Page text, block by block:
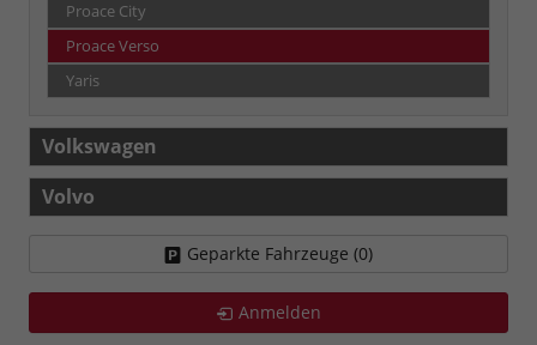
Proace City
Proace Verso
Yaris
Volkswagen
Volvo
Geparkte Fahrzeuge (0)
Anmelden